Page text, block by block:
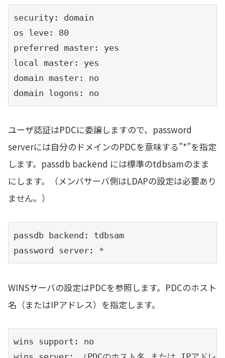
security: domain
os leve: 80
preferred master: yes
local master: yes
domain master: no
domain logons: no
ユーザ認証はPDCに委譲しますので、password
serverには自分のドメインのPDCを意味する”*”を指定
します。passdb backend には標準のtdbsamのまま
にします。（メンバサーバ側はLDAPの設定は必要あり
ません。）
passdb backend: tdbsam
password server: *
WINSサーバの設定はPDCを参照します。PDCのホスト
名（またはIPアドレス）を指定します。
wins support: no